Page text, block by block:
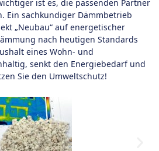
ist es, die passenden Partner
Ein sachkundiger Dämmbetrieb
„Neubau“ auf energetischer
nach heutigen Standards
eines Wohn- und
senkt den Energiebedarf und
Sie den Umweltschutz!